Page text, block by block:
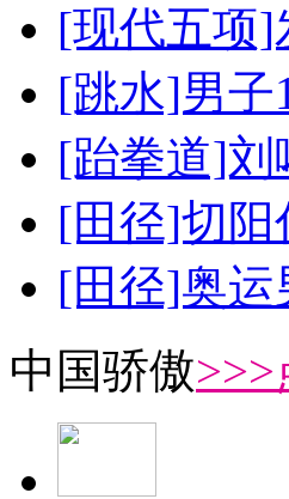
[现代五项]
[跳水]男子
[跆拳道]刘
[田径]切阳
[田径]奥运
中国骄傲